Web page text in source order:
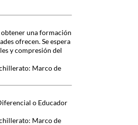
una formación
ofrecen. Se espera
y compresión del
Marco de
o Educador
Marco de